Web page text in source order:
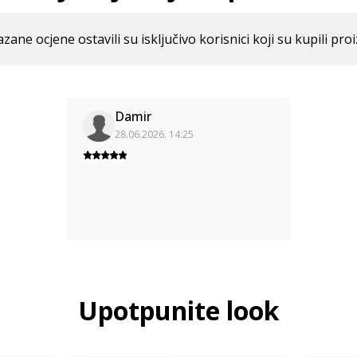
ocjene ostavili su isključivo korisnici koji su kupili
Damir
28.06.2026. 14:25
Upotpunite look